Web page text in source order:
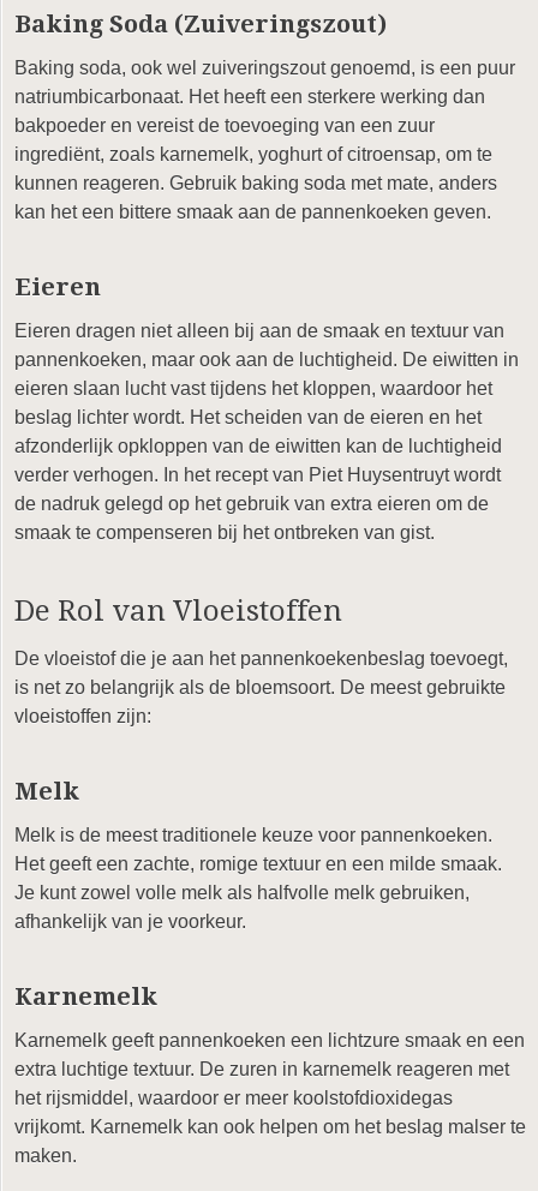
Baking Soda (Zuiveringszout)
Baking soda, ook wel zuiveringszout genoemd, is een puur
natriumbicarbonaat. Het heeft een sterkere werking dan
bakpoeder en vereist de toevoeging van een zuur
ingrediënt, zoals karnemelk, yoghurt of citroensap, om te
kunnen reageren. Gebruik baking soda met mate, anders
kan het een bittere smaak aan de pannenkoeken geven.
Eieren
Eieren dragen niet alleen bij aan de smaak en textuur van
pannenkoeken, maar ook aan de luchtigheid. De eiwitten in
eieren slaan lucht vast tijdens het kloppen, waardoor het
beslag lichter wordt. Het scheiden van de eieren en het
afzonderlijk opkloppen van de eiwitten kan de luchtigheid
verder verhogen. In het recept van Piet Huysentruyt wordt
de nadruk gelegd op het gebruik van extra eieren om de
smaak te compenseren bij het ontbreken van gist.
De Rol van Vloeistoffen
De vloeistof die je aan het pannenkoekenbeslag toevoegt,
is net zo belangrijk als de bloemsoort. De meest gebruikte
vloeistoffen zijn:
Melk
Melk is de meest traditionele keuze voor pannenkoeken.
Het geeft een zachte, romige textuur en een milde smaak.
Je kunt zowel volle melk als halfvolle melk gebruiken,
afhankelijk van je voorkeur.
Karnemelk
Karnemelk geeft pannenkoeken een lichtzure smaak en een
extra luchtige textuur. De zuren in karnemelk reageren met
het rijsmiddel, waardoor er meer koolstofdioxidegas
vrijkomt. Karnemelk kan ook helpen om het beslag malser te
maken.